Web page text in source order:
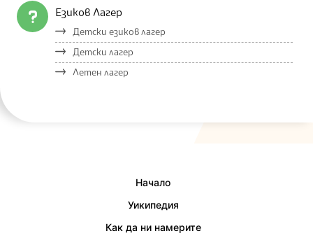
Езиков Лагер
Детски езиков лагер
Детски лагер
Летен лагер
Начало
Уикипедия
Как да ни намерите